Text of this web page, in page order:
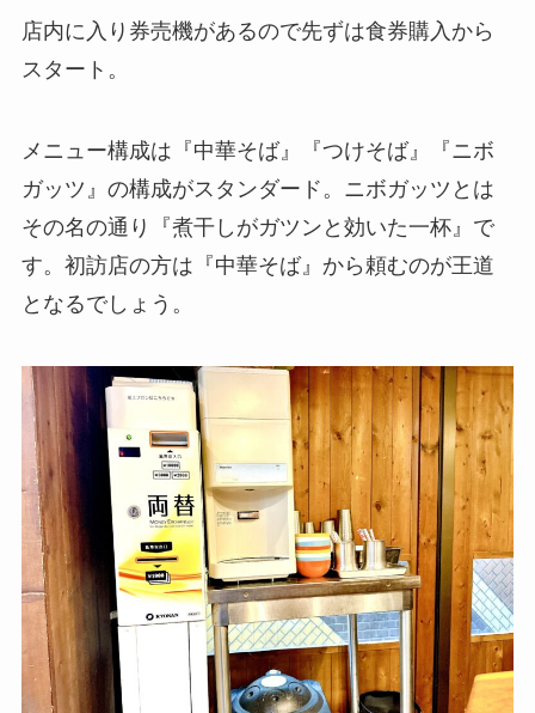
店内に入り券売機があるので先ずは食券購入から
スタート。
メニュー構成は『中華そば』『つけそば』『ニボ
ガッツ』の構成がスタンダード。ニボガッツとは
その名の通り『煮干しがガツンと効いた一杯』で
す。初訪店の方は『中華そば』から頼むのが王道
となるでしょう。